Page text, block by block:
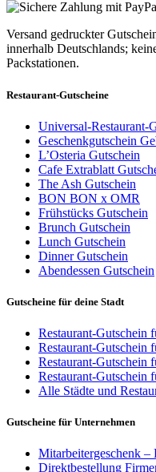
Versand gedruckter
innerhalb Deutschlands;
Packstationen.
Restaurant-Gutscheine
Universal-Restaurant-
Geschenkgutschein
L’Osteria Gutschein
Cafe Extrablatt
The Ash Gutschein
BON BON x OMR
Frühstücks Gutschein
Brunch Gutschein
Lunch Gutschein
Dinner Gutschein
Abendessen Gutschein
Gutscheine für deine Stadt
Restaurant-Gutschein
Restaurant-Gutschein
Restaurant-Gutschein
Restaurant-Gutschein
Alle Städte und
Gutscheine für Unternehmen
Mitarbeitergeschenk –
Direktbestellung